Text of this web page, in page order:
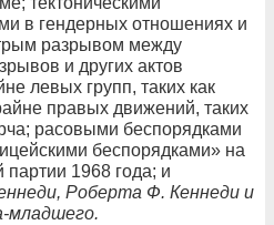
в гендерных отношениях и
разрывом между
и других актов
левых групп, таких как
правых движений, таких
расовыми беспорядками
беспорядками» на
партии 1968 года; и
Роберта Ф. Кеннеди и
младшего.